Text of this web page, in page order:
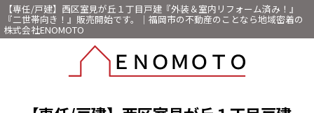
【専任/戸建】西区室見が丘１丁目戸建『外装＆室内リフォーム済み！』
『二世帯向き！』販売開始です。｜福岡市の不動産のことなら地域密着の
株式会社ENOMOTO